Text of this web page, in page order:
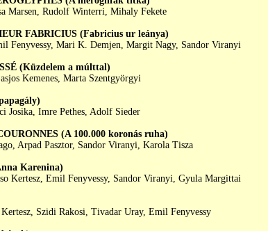
Marsen, Rudolf Winterri, Mihaly Fekete
FABRICIUS (Fabricius ur leánya)
Fenyvessy, Mari K. Demjen, Margit Nagy, Sandor Viranyi
(Küzdelem a múlttal)
Kemenes, Marta Szentgyörgyi
Josika, Imre Pethes, Adolf Sieder
(A 100.000 koronás ruha)
Arpad Pasztor, Sandor Viranyi, Karola Tisza
Karenina)
Kertesz, Emil Fenyvessy, Sandor Viranyi, Gyula Margittai
Szidi Rakosi, Tivadar Uray, Emil Fenyvessy